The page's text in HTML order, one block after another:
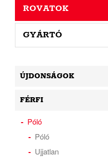
ROVATOK
GYÁRTÓ
ÚJDONSÁGOK
FÉRFI
Póló
Póló
Ujjatlan